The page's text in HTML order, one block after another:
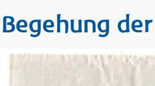
Begehung